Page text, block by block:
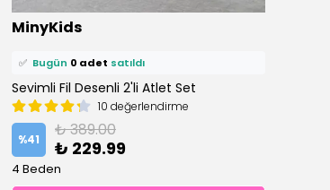
MinyKids
⭐️ Bu ürünü1 kişifavoriledi!
0 kişi
✅ Bugün 0 adet satıldı
Sevimli Fil Desenli 2'li Atlet Set
10 değerlendirme
%41 ₺ 389.00
₺ 229.99
4 Beden